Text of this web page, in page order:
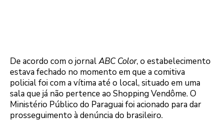
De acordo com o jornalABC Color, o estabelecimento
estava fechado no momento em que a comitiva
policial foi com a vítima até o local, situado em uma
sala que já não pertence ao Shopping Vendôme. O
Ministério Público do Paraguai foi acionado para dar
prosseguimento à denúncia do brasileiro.